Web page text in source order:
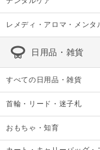
レメディ・アロマ・メンタ
日用品・雑貨
すべての日用品・雑貨
首輪・リード・迷子札
おもちゃ・知育